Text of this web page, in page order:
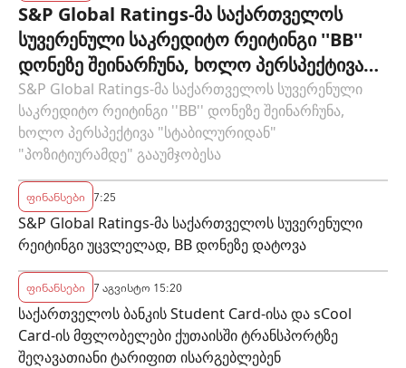
S&P Global Ratings-მა საქართველოს
სუვერენული საკრედიტო რეიტინგი ''BB''
დონეზე შეინარჩუნა, ხოლო პერსპექტივა
"სტაბილურიდან" "პოზიტიურამდე"
გააუმჯობესა
S&P Global Ratings-მა საქართველოს სუვერენული
საკრედიტო რეიტინგი ''BB'' დონეზე შეინარჩუნა,
ხოლო პერსპექტივა "სტაბილურიდან"
"პოზიტიურამდე" გააუმჯობესა
ფინანსები 7:25
S&P Global Ratings-მა საქართველოს სუვერენული
რეიტინგი უცვლელად, BB დონეზე დატოვა
ფინანსები 7 აგვისტო 15:20
საქართველოს ბანკის Student Card-ისა და sCool
Card-ის მფლობელები ქუთაისში ტრანსპორტზე
შეღავათიანი ტარიფით ისარგებლებენ